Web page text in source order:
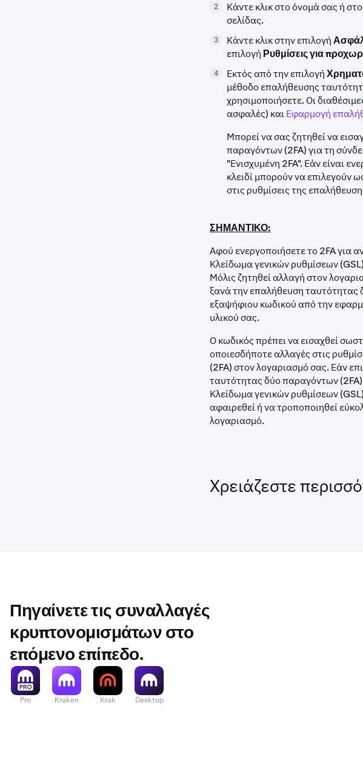
2
Κάντε κλικ στο όνομά σας ή
σελίδας.
3 Κάντε κλικ στην επιλογή
επιλογή Ρυθμίσεις για
4 Εκτός από την επιλογή
μέθοδο επαλήθευσης
χρησιμοποιήσετε. Οι
ασφαλές) καιΕφαρμογή
Μπορεί να σας ζητηθεί να
παραγόντων (2FA) για τη
"Ενισχυμένη 2FA". Εάν είναι
κλειδί μπορούν να επιλεγούν
στις ρυθμίσεις της
ΣΗΜΑΝΤΙΚΟ:
Αφού ενεργοποιήσετε το 2FA για
Κλείδωμα γενικών ρυθμίσεων
Μόλις ζητηθεί αλλαγή στον
ξανά την επαλήθευση ταυτότητας
εξαψήφιου κωδικού από την
υλικού σας.
Ο κωδικός πρέπει να εισαχθεί
οποιεσδήποτε αλλαγές στις
(2FA) στον λογαριασμό σας. Εάν
ταυτότητας δύο παραγόντων (2FA)
Κλείδωμα γενικών ρυθμίσεων
αφαιρεθεί ή να τροποποιηθεί
λογαριασμό.
Χρειάζεστε
Πηγαίνετε τις συναλλαγές
κρυπτονομισμάτων στο
επόμενο επίπεδο.
Pro Kraken Krak Desktop